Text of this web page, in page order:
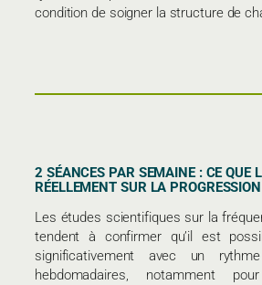
condition de soigner la structure de
2 SÉANCES PAR SEMAINE : CE QUE
RÉELLEMENT SUR LA PROGRESSION
Les études scientifiques sur la
tendent à confirmer qu’il est
significativement avec un
hebdomadaires, notamment